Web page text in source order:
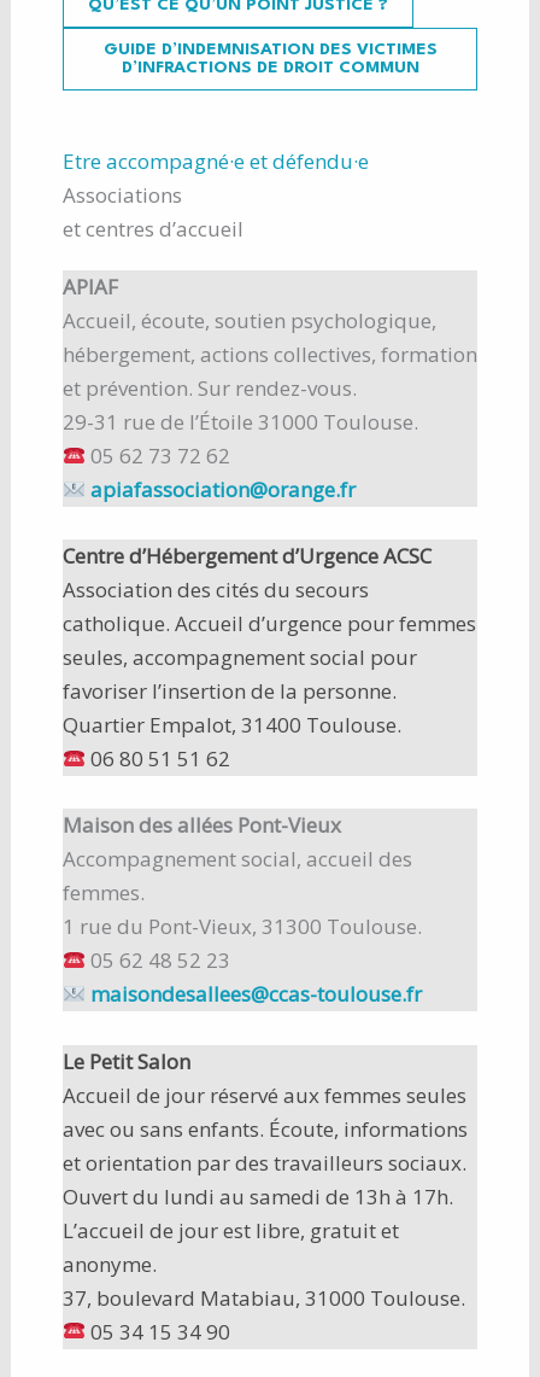
QU’EST CE QU’UN POINT JUSTICE ?
GUIDE D’INDEMNISATION DES VICTIMES
D’INFRACTIONS DE DROIT COMMUN
Etre accompagné·e et défendu·e
Associations
et centres d’accueil
APIAF
Accueil, écoute, soutien psychologique,
hébergement, actions collectives, formation
et prévention. Sur rendez-vous.
29-31 rue de l’Étoile 31000 Toulouse.
05 62 73 72 62
apiafassociation@orange.fr
Centre d’Hébergement d’Urgence ACSC
Association des cités du secours
catholique. Accueil d’urgence pour femmes
seules, accompagnement social pour
favoriser l’insertion de la personne.
Quartier Empalot, 31400 Toulouse.
06 80 51 51 62
Maison des allées Pont-Vieux
Accompagnement social, accueil des
femmes.
1 rue du Pont-Vieux, 31300 Toulouse.
05 62 48 52 23
maisondesallees@ccas-toulouse.fr
Le Petit Salon
Accueil de jour réservé aux femmes seules
avec ou sans enfants. Écoute, informations
et orientation par des travailleurs sociaux.
Ouvert du lundi au samedi de 13h à 17h.
L’accueil de jour est libre, gratuit et
anonyme.
37, boulevard Matabiau, 31000 Toulouse.
05 34 15 34 90